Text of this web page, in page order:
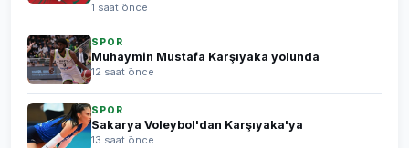
1 saat önce
SPOR
Muhaymin Mustafa Karşıyaka yolunda
12 saat önce
SPOR
Sakarya Voleybol'dan Karşıyaka'ya
13 saat önce